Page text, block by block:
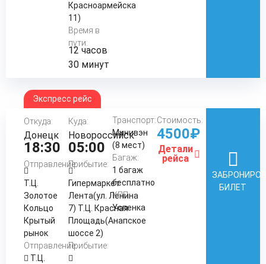
Красноармейска
11)
Время в
пути:
12 часов
30 минут
Экспресс рейс
Откуда:
Донецк
18:30
Отправление:
Т.Ц.
Золотое
Кольцо
Крытый
рынок
Отправление:
Т.Ц.
Куда:
Новороссийск
05:00
Прибытие:
Гипермаркет
Лента(ул. Ленина
7) Т.Ц. Красная
Площадь(Анапское
шоссе 2)
Прибытие:
Транспорт:
Минивэн
(8 мест)
Багаж:
1 багаж
бесплатно
КПП:
Успенка
Стоимость:
4500₽
Детали
рейса
БИЛЕТ